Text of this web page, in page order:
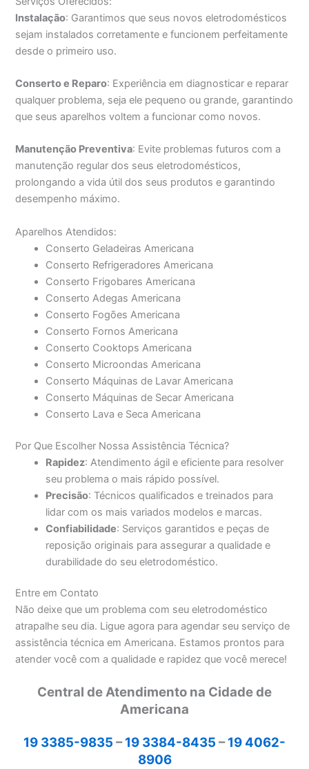
Instalação: Garantimos que seus novos eletrodomésticos
sejam instalados corretamente e funcionem perfeitamente
desde o primeiro uso.
Conserto e Reparo: Experiência em diagnosticar e reparar
qualquer problema, seja ele pequeno ou grande, garantindo
que seus aparelhos voltem a funcionar como novos.
Manutenção Preventiva: Evite problemas futuros com a
manutenção regular dos seus eletrodomésticos,
prolongando a vida útil dos seus produtos e garantindo
desempenho máximo.
Aparelhos Atendidos:
Conserto Geladeiras Americana
Conserto Refrigeradores Americana
Conserto Frigobares Americana
Conserto Adegas Americana
Conserto Fogões Americana
Conserto Fornos Americana
Conserto Cooktops Americana
Conserto Microondas Americana
Conserto Máquinas de Lavar Americana
Conserto Máquinas de Secar Americana
Conserto Lava e Seca Americana
Por Que Escolher Nossa Assistência Técnica?
Rapidez: Atendimento ágil e eficiente para resolver
seu problema o mais rápido possível.
Precisão: Técnicos qualificados e treinados para
lidar com os mais variados modelos e marcas.
Confiabilidade: Serviços garantidos e peças de
reposição originais para assegurar a qualidade e
durabilidade do seu eletrodoméstico.
Entre em Contato
Não deixe que um problema com seu eletrodoméstico
atrapalhe seu dia. Ligue agora para agendar seu serviço de
assistência técnica em Americana. Estamos prontos para
atender você com a qualidade e rapidez que você merece!
Central de Atendimento na Cidade de
Americana
19 3385-9835 –19 3384-8435 –19 4062-
8906